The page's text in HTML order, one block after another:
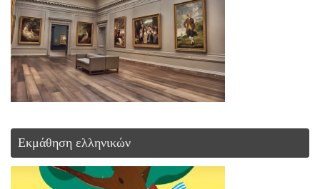
Εκμάθηση ελληνικών